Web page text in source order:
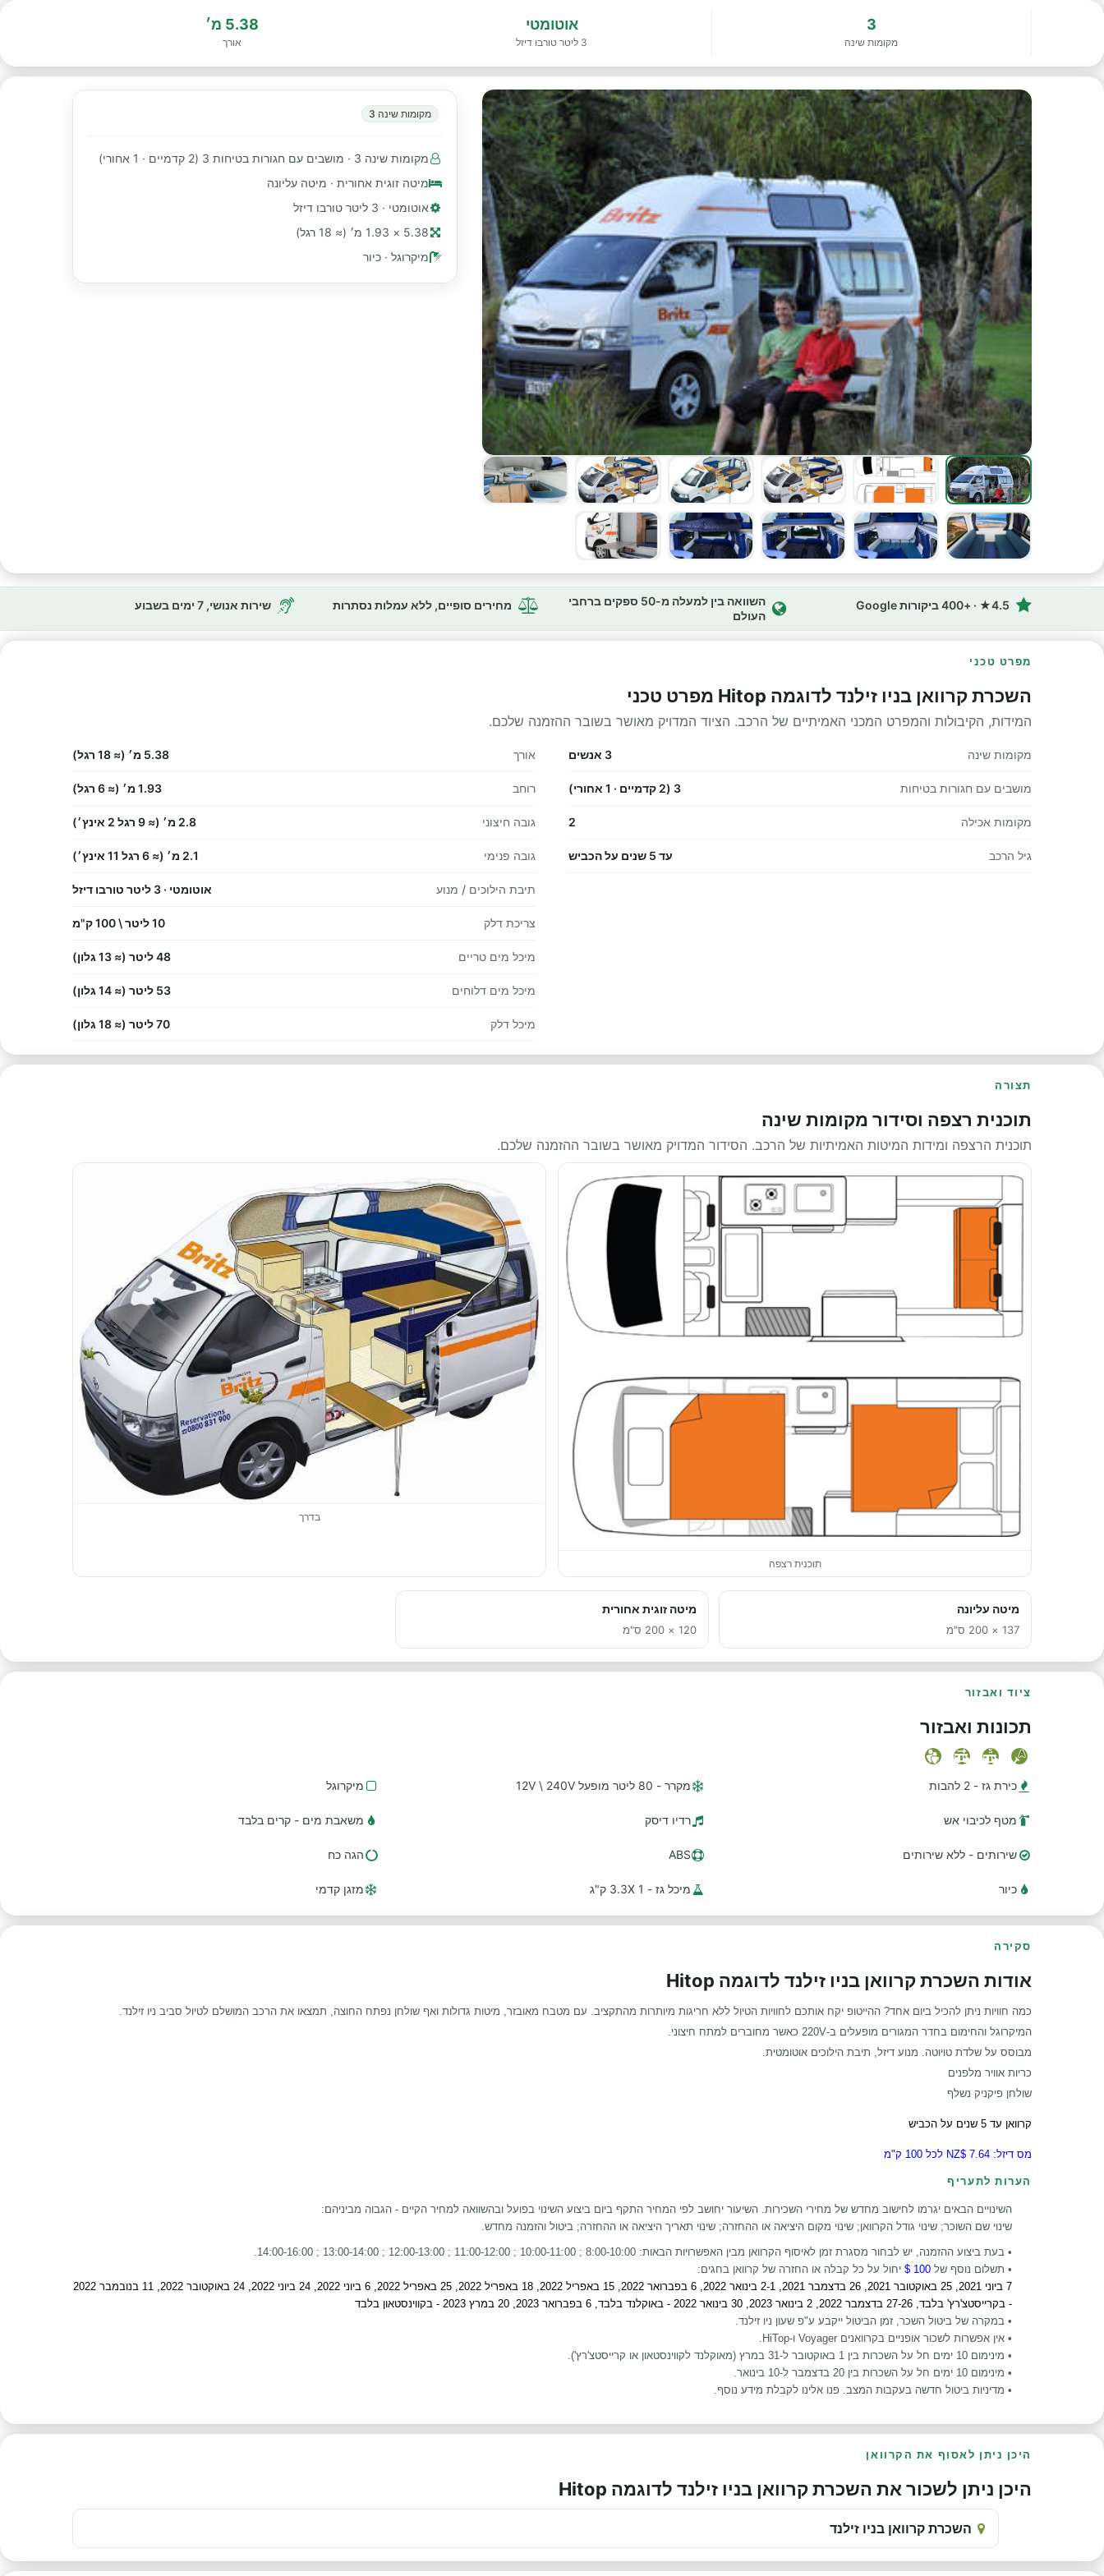
3
מקומות שינה
אוטומטי
3 ליטר טורבו דיזל
5.38 מ׳
אורך
מקומות שינה 3
מקומות שינה 3 · מושבים עם חגורות בטיחות 3 (2 קדמיים · 1 אחורי)
מיטה זוגית אחורית · מיטה עליונה
אוטומטי · 3 ליטר טורבו דיזל
5.38 × 1.93 מ׳ (≈ 18 רגל)
מיקרוגל · כיור
4.5★ · +400 ביקורות Google
השוואה בין למעלה מ-50 ספקים ברחבי
העולם
מחירים סופיים, ללא עמלות נסתרות שירות אנושי, 7 ימים בשבוע
מפרט טכני
השכרת קרוואן בניו זילנד לדוגמה Hitop מפרט טכני
המידות, הקיבולות והמפרט המכני האמיתיים של הרכב. הציוד המדויק מאושר בשובר ההזמנה שלכם.
מקומות שינה 3 אנשים
מושבים עם חגורות בטיחות 3 (2 קדמיים · 1 אחורי)
מקומות אכילה 2
גיל הרכב עד 5 שנים על הכביש
אורך 5.38 מ׳ (≈ 18 רגל)
רוחב 1.93 מ׳ (≈ 6 רגל)
גובה חיצוני 2.8 מ׳ (≈ 9 רגל 2 אינץ׳)
גובה פנימי 2.1 מ׳ (≈ 6 רגל 11 אינץ׳)
תיבת הילוכים / מנוע אוטומטי · 3 ליטר טורבו דיזל
צריכת דלק 10 ליטר \ 100 ק"מ
מיכל מים טריים 48 ליטר (≈ 13 גלון)
מיכל מים דלוחים 53 ליטר (≈ 14 גלון)
מיכל דלק 70 ליטר (≈ 18 גלון)
תצורה
תוכנית רצפה וסידור מקומות שינה
תוכנית הרצפה ומידות המיטות האמיתיות של הרכב. הסידור המדויק מאושר בשובר ההזמנה שלכם.
תוכנית רצפה
בדרך
מיטה עליונה
137 × 200 ס"מ
מיטה זוגית אחורית
120 × 200 ס"מ
ציוד ואבזור
תכונות ואבזור
כירת גז - 2 להבות מקרר - 80 ליטר מופעל 12V \ 240V מיקרוגל
מטף לכיבוי אש רדיו דיסק משאבת מים - קרים בלבד
שירותים - ללא שירותים ABS הגה כח
כיור מיכל גז - 1 3.3X ק"ג מזגן קדמי
סקירה
אודות השכרת קרוואן בניו זילנד לדוגמה Hitop
כמה חוויות ניתן להכיל ביום אחד? ההייטופ יקח אותכם לחוויות הטיול ללא חריגות מיותרות מהתקציב. עם מטבח מאובזר, מיטות גדולות ואף שולחן נפתח החוצה, תמצאו את הרכב המושלם לטיול סביב ניו זילנד.
המיקרוגל והחימום בחדר המגורים מופעלים ב-220V כאשר מחוברים למתח חיצוני.
מבוסס על שלדת טויוטה. מנוע דיזל, תיבת הילוכים אוטומטית.
כריות אוויר מלפנים
שולחן פיקניק נשלף
קרוואן עד 5 שנים על הכביש
מס דיזל: 7.64 $NZ לכל 100 ק"מ
הערות לתעריף
השינויים הבאים יגרמו לחישוב מחדש של מחירי השכירות. השיעור יחושב לפי המחיר התקף ביום ביצוע השינוי בפועל ובהשוואה למחיר הקיים - הגבוה מביניהם:
שינוי שם השוכר; שינוי גודל הקרוואן; שינוי מקום היציאה או ההחזרה; שינוי תאריך היציאה או ההחזרה; ביטול והזמנה מחדש.
• בעת ביצוע ההזמנה, יש לבחור מסגרת זמן לאיסוף הקרוואן מבין האפשרויות הבאות: 8:00-10:00 ; 10:00-11:00 ; 11:00-12:00 ; 12:00-13:00 ; 13:00-14:00 ; 14:00-16:00.
• תשלום נוסף של 100 $
יחול על כל קבלה או החזרה של קרוואן בחגים:
7 ביוני 2021, 25 באוקטובר 2021, 26 בדצמבר 2021, 2-1 בינואר 2022, 6 בפברואר 2022, 15 באפריל 2022, 18 באפריל 2022, 25 באפריל 2022, 6 ביוני 2022, 24 ביוני 2022, 24 באוקטובר 2022, 11 בנובמבר 2022
- בקרייסטצ'רץ' בלבד, 27-26 בדצמבר 2022, 2 בינואר 2023, 30 בינואר 2022 - באוקלנד בלבד, 6 בפברואר 2023, 20 במרץ 2023 - בקווינסטאון בלבד
• במקרה של ביטול השכר, זמן הביטול ייקבע ע"פ שעון ניו זילנד.
• אין אפשרות לשכור אופניים בקרוואנים Voyager ו-HiTop.
• מינימום 10 ימים חל על השכרות בין 1 באוקטובר ל-31 במרץ (מאוקלנד לקווינסטאון או קרייסטצ'רץ').
• מינימום 10 ימים חל על השכרות בין 20 בדצמבר ל-10 בינואר.
• מדיניות ביטול חדשה בעקבות המצב. פנו אלינו לקבלת מידע נוסף.
היכן ניתן לאסוף את הקרוואן
היכן ניתן לשכור את השכרת קרוואן בניו זילנד לדוגמה Hitop
השכרת קרוואן בניו זילנד